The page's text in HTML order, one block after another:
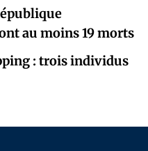
au moins 19 morts
: trois individus